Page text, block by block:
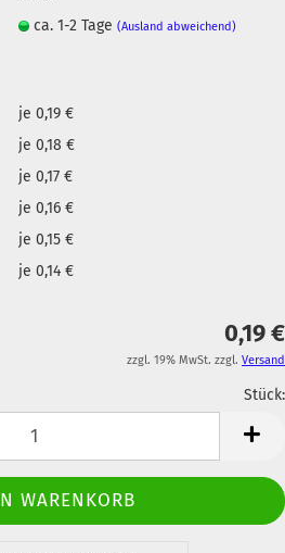
ca. 1-2 Tage (Ausland abweichend)
je 0,19 €
je 0,18 €
je 0,17 €
je 0,16 €
je 0,15 €
je 0,14 €
0,19 €
zzgl. 19% MwSt. zzgl. Versand
Stück: